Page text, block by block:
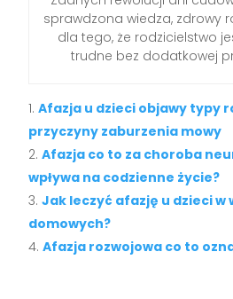
sprawdzona wiedza, zdrowy
dla tego, że rodzicielstwo
trudne bez dodatkowej
Afazja u dzieci objawy typy
przyczyny zaburzenia mowy
Afazja co to za choroba
wpływa na codzienne życie?
Jak leczyć afazję u dzieci w
domowych?
Afazja rozwojowa co to